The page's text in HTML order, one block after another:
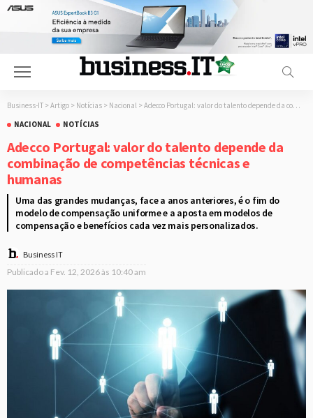
Business-IT > Artigo > Notícias > Nacional > Adecco Portugal: valor do talento depende da combinação de competências técnicas e humanas
NACIONAL
NOTÍCIAS
Adecco Portugal: valor do talento depende da
combinação de competências técnicas e
humanas
Uma das grandes mudanças, face a anos anteriores, é o fim do
modelo de compensação uniforme e a aposta em modelos de
compensação e benefícios cada vez mais personalizados.
Business IT
Publicado a Fev. 12, 2026 às 10:40 am